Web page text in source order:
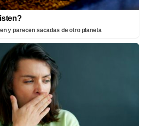
y parecen sacadas de otro planeta